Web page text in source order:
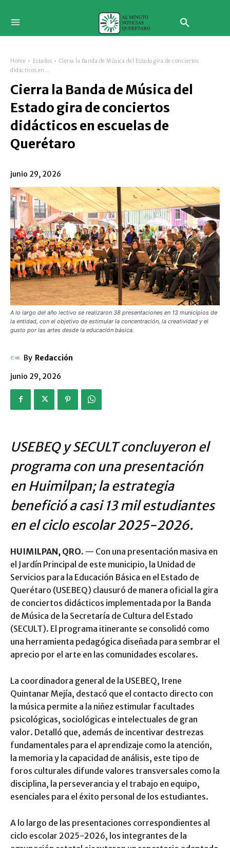
Home Estados
Cierra la Banda de Música del Estado gira de conciertos
didácticos en...
Cierra la Banda de Música del
Estado gira de conciertos
didácticos en escuelas de
Querétaro
junio 29, 2026
A lo largo del año lectivo se realizaron 38 presentaciones en 13 municipios de
la entidad, con el objetivo de estimular la concentración, la creatividad y el
gusto por las artes desde la educación básica.
By Redacción
junio 29, 2026
USEBEQ y SECULT concluyeron el
programa con una presentación
en Huimilpan; la estrategia
benefició a casi 13 mil estudiantes
en el ciclo escolar 2025-2026.
HUIMILPAN, QRO. — Con una presentación masiva en
el Jardín Principal de este municipio, la Unidad de
Servicios para la Educación Básica en el Estado de
Querétaro (USEBEQ) clausuró de manera oficial la gira
de conciertos didácticos implementada por la Banda
de Música de la Secretaría de Cultura del Estado
(SECULT). El programa itinerante se consolidó como
una herramienta pedagógica diseñada para sembrar el
aprecio por el arte en las comunidades escolares.
La coordinadora general de la USEBEQ, Irene
Quintanar Mejía, destacó que el contacto directo con
la música permite a la niñez estimular facultades
psicológicas, sociológicas e intelectuales de gran
valor. Detalló que, además de incentivar destrezas
fundamentales para el aprendizaje como la atención,
la memoria y la capacidad de análisis, este tipo de
foros culturales difunde valores transversales como la
disciplina, la perseverancia y el trabajo en equipo,
esenciales para el éxito personal de los estudiantes.
A lo largo de las presentaciones correspondientes al
ciclo escolar 2025-2026, los integrantes de la